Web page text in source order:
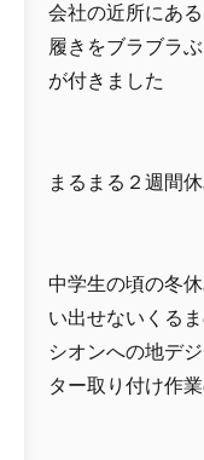
会社の近所にあ
履きをブラブラ
が付きました
まるまる２週間
中学生の頃の冬
い出せないくる
シオンへの地デ
ター取り付け作